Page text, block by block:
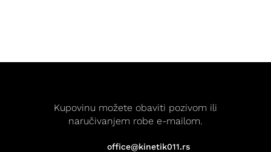
Kupovinu možete obaviti pozivom ili
naručivanjem robe e-mailom.
office@kinetik011.rs